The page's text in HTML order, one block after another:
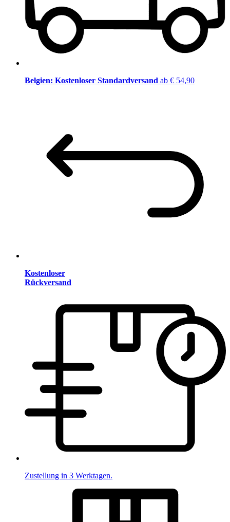
Belgien: Kostenloser Standardversand ab € 54,90
Kostenloser
Rückversand
Zustellung in 3 Werktagen.